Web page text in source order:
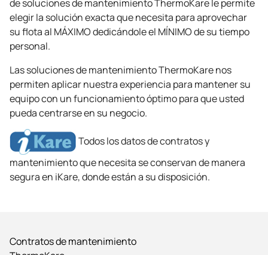
Contratos de mantenimiento
elegir la solución exacta que necesita para aprovechar
su flota al MÁXIMO dedicándole el MÍNIMO de su tiempo
personal.
Las soluciones de mantenimiento ThermoKare nos
permiten aplicar nuestra experiencia para mantener su
equipo con un funcionamiento óptimo para que usted
pueda centrarse en su negocio.
Todos los datos de contratos y
mantenimiento que necesita se conservan de manera
segura en iKare, donde están a su disposición.